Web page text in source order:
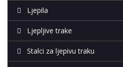
Ljepila
Ljepljive trake
Stalci za ljepivu traku